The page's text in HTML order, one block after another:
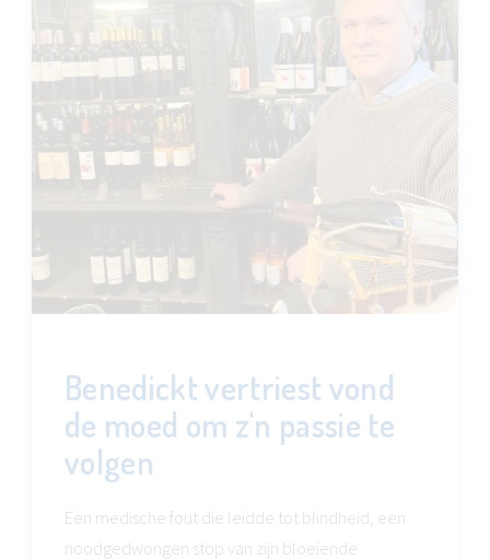
Benedickt vertriest vond
de moed om z'n passie te
volgen
Een medische fout die leidde tot blindheid, een
noodgedwongen stop van zijn bloeiende